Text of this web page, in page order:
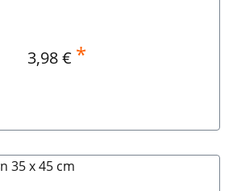
Regulärer Preis:
3,98 € *
In den Warenkorb